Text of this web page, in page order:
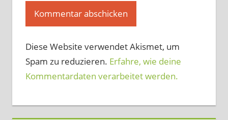
Diese Website verwendet Akismet, um
Spam zu reduzieren. Erfahre, wie deine
Kommentardaten verarbeitet werden.